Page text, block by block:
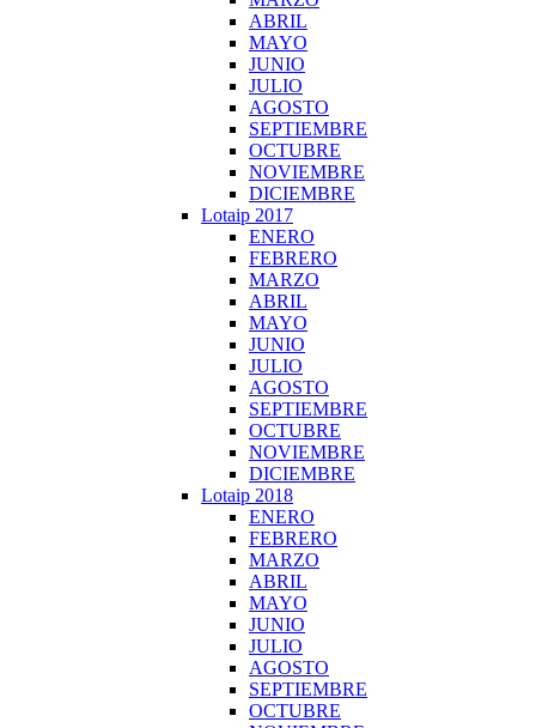
ABRIL
MAYO
JUNIO
JULIO
AGOSTO
SEPTIEMBRE
OCTUBRE
NOVIEMBRE
DICIEMBRE
Lotaip 2017
ENERO
FEBRERO
MARZO
ABRIL
MAYO
JUNIO
JULIO
AGOSTO
SEPTIEMBRE
OCTUBRE
NOVIEMBRE
DICIEMBRE
Lotaip 2018
ENERO
FEBRERO
MARZO
ABRIL
MAYO
JUNIO
JULIO
AGOSTO
SEPTIEMBRE
OCTUBRE